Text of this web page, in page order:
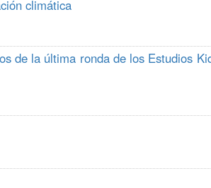
climática
de la última ronda de los Estudios